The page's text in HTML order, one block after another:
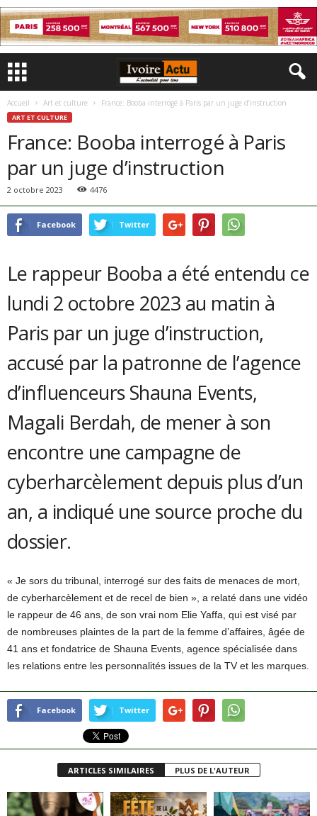
Accueil Art et culture France: Booba interrogé à Paris par un juge d’instruction
ART ET CULTURE
France: Booba interrogé à Paris
par un juge d’instruction
2 octobre 2023 4476
Facebook Twitter
Le rappeur Booba a été entendu ce
lundi 2 octobre 2023 au matin à
Paris par un juge d’instruction,
accusé par la patronne de l’agence
d’influenceurs Shauna Events,
Magali Berdah, de mener à son
encontre une campagne de
cyberharcèlement depuis plus d’un
an, a indiqué une source proche du
dossier.
« Je sors du tribunal, interrogé sur des faits de menaces de mort,
de cyberharcèlement et de recel de bien », a relaté dans une vidéo
le rappeur de 46 ans, de son vrai nom Elie Yaffa, qui est visé par
de nombreuses plaintes de la part de la femme d’affaires, âgée de
41 ans et fondatrice de Shauna Events, agence spécialisée dans
les relations entre les personnalités issues de la TV et les marques.
Facebook Twitter
ARTICLES SIMILAIRES PLUS DE L'AUTEUR